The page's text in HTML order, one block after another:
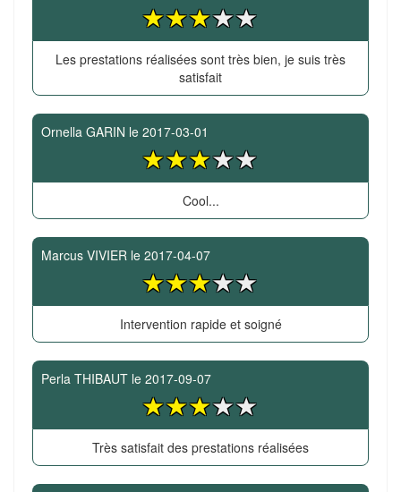
Les prestations réalisées sont très bien, je suis très
satisfait
Ornella GARIN le 2017-03-01
Cool...
Marcus VIVIER le 2017-04-07
Intervention rapide et soigné
Perla THIBAUT le 2017-09-07
Très satisfait des prestations réalisées